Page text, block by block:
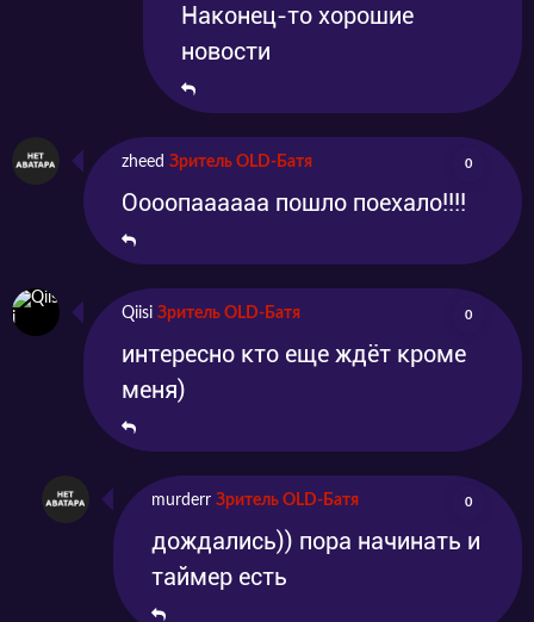
Наконец-то хорошие
новости
zheed Зритель OLD-Батя 0
Оооопаааааа пошло поехало!!!!
Qiisi Зритель OLD-Батя 0
интересно кто еще ждёт кроме
меня)
murderr Зритель OLD-Батя 0
дождались)) пора начинать и
таймер есть